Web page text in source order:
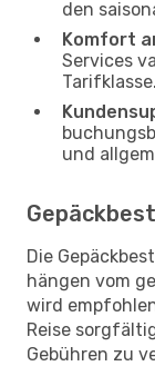
den
Komfort
Services
Tarifklasse.
und
Die
hängen vom
wird
Reise
Gebühren zu